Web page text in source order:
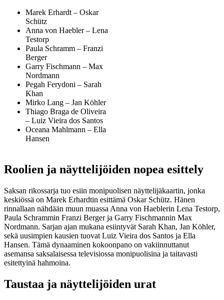
Marek Erhardt – Oskar
Schütz
Anna von Haebler – Lena
Testorp
Paula Schramm – Franzi
Berger
Garry Fischmann – Max
Nordmann
Pegah Ferydoni – Sarah
Khan
Mirko Lang – Jan Köhler
Thiago Braga de Oliveira
– Luiz Vieira dos Santos
Oceana Mahlmann – Ella
Hansen
Roolien ja näyttelijöiden nopea esittely
Saksan rikossarja tuo esiin monipuolisen näyttelijäkaartin, jonka
keskiössä on Marek Erhardtin esittämä Oskar Schütz. Hänen
rinnallaan nähdään muun muassa Anna von Haeblerin Lena Testorp,
Paula Schrammin Franzi Berger ja Garry Fischmannin Max
Nordmann. Sarjan ajan mukana esiintyvät Sarah Khan, Jan Köhler,
sekä uusimpien kausien tuovat Luiz Vieira dos Santos ja Ella
Hansen. Tämä dynaaminen kokoonpano on vakiinnuttanut
asemansa saksalaisessa televisiossa monipuolisina ja taitavasti
esitettyinä hahmoina.
Taustaa ja näyttelijöiden urat